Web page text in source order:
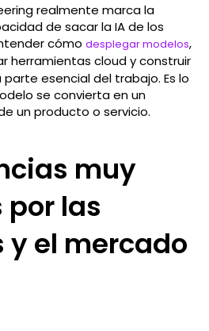
realmente marca la
de sacar la IA de los
cómo desplegar modelos,
herramientas cloud y construir
esencial del trabajo. Es lo
se convierta en un
un producto o servicio.
muy
las
y el mercado